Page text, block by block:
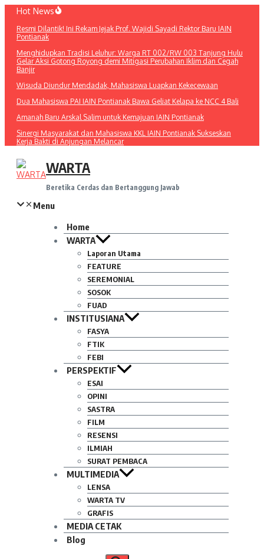
Lewati
konten
Hot News
Resmi Dilantik! Ini Rekam Jejak Prof. Wajidi Sayadi Rektor Baru IAIN
Pontianak
Menghidupkan Tradisi Leluhur: Warga RT 002/RW 003 Tanjung Hulu
Gelar Aksi Gotong Royong demi Mitigasi Perubahan Iklim dan Cegah
Banjir
Wisuda Diundur Mendadak, Mahasiswa Luapkan Kekecewaan
Dua Mahasiswa PAI IAIN Pontianak Bawa Geliat Kelapa ke NCC 4 Bali
Amanah Baru Arskal Salim untuk Kemajuan IAIN Pontianak
Sinergi Masyarakat dan Mahasiswa KKL IAIN Pontianak Sukseskan
Kerja Bakti di Anjungan Melancar
WARTA
Beretika Cerdas dan Bertanggung Jawab
Menu
Home
WARTA
Laporan Utama
FEATURE
SEREMONIAL
SOSOK
FUAD
INSTITUSIANA
FASYA
FTIK
FEBI
PERSPEKTIF
ESAI
OPINI
SASTRA
FILM
RESENSI
ILMIAH
SURAT PEMBACA
MULTIMEDIA
LENSA
WARTA TV
GRAFIS
MEDIA CETAK
Blog